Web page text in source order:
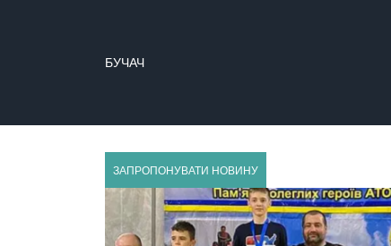
ЗАПРОПОНУВАТИ НОВИНУ